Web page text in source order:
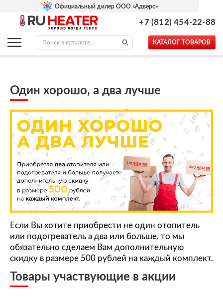
Официальный дилер ООО «Адверс»
+7 (812) 454-22-88
КАТАЛОГ ТОВАРОВ
Один хорошо, а два лучше
Если Вы хотите приобрести не один отопитель
или подогреватель а два или больше, то мы
обязательно сделаем Вам дополнительную
скидку в размере 500 рублей на каждый комплект.
Товары участвующие в акции